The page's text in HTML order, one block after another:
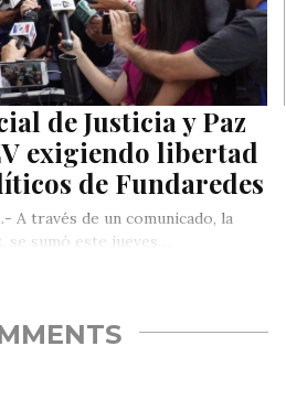
de Justicia y Paz
exigiendo libertad
de Fundaredes
A través de un comunicado, la
se sumó este jueves…